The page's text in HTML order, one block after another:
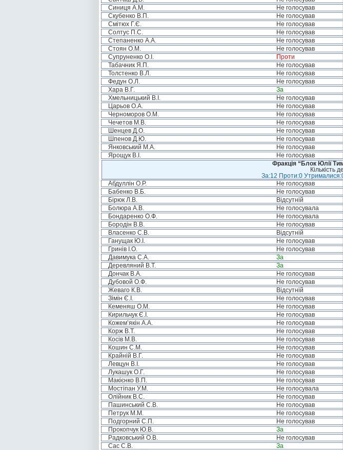
Синиця А.М.
Не голосував
Скубенко В.П.
Не голосував
Смітюх Г.Є.
Не голосував
Солтус П.С.
Не голосував
Степаненко А.А.
Не голосував
Стоян О.М.
Не голосував
Супруненко О.І.
Проти
Табачник Я.П.
Не голосував
Толстенко В.Л.
Не голосував
Федун О.Л.
Не голосував
Хара В.Г.
За
Хмельницький В.І.
Не голосував
Царьов О.А.
Не голосував
Черноморов О.М.
Не голосував
Чечетов М.В.
Не голосував
Шенцев Д.О.
Не голосував
Шпенов Д.Ю.
Не голосував
Янковський М.А.
Не голосував
Ярощук В.І.
Не голосував
Фракція “Блок Юлії
Кількість
За:12 Проти:0
Абдуллін О.Р.
Не голосував
Бабенко В.Б.
Не голосував
Бірюк Л.В.
Відсутній
Болюра А.В.
Не голосувала
Бондаренко О.Ф.
Не голосувала
Бородін В.В.
Не голосував
Власенко С.В.
Відсутній
Ганущак Ю.І.
Не голосував
Гринів І.О.
Не голосував
Давимука С.А.
За
Деревляний В.Т.
За
Дончак В.А.
Не голосував
Дубовой О.Ф.
Не голосував
Жеваго К.В.
Відсутній
Зімін Є.І.
Не голосував
Кеменяш О.М.
Не голосував
Кирильчук Є.І.
Не голосував
Кожем’якін А.А.
Не голосував
Корж В.Т.
Не голосував
Косів М.В.
Не голосував
Кошин С.М.
Не голосував
Крайній В.Г.
Не голосував
Левцун В.І.
Не голосував
Лукашук О.Г.
Не голосував
Макієнко В.П.
Не голосував
Мостіпан У.М.
Не голосувала
Олійник В.С.
Не голосував
Пашинський С.В.
Не голосував
Петрук М.М.
Не голосував
Подгорний С.П.
Не голосував
Прокопчук Ю.В.
За
Радковський О.В.
Не голосував
Сас С.В.
За